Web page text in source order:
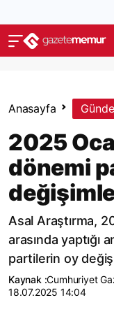
Anasayfa
2025
dönemi
Asal Araştırma,
arasında yaptığı
partilerin oy
Kaynak :Cumhuriyet
18.07.2025 14:04